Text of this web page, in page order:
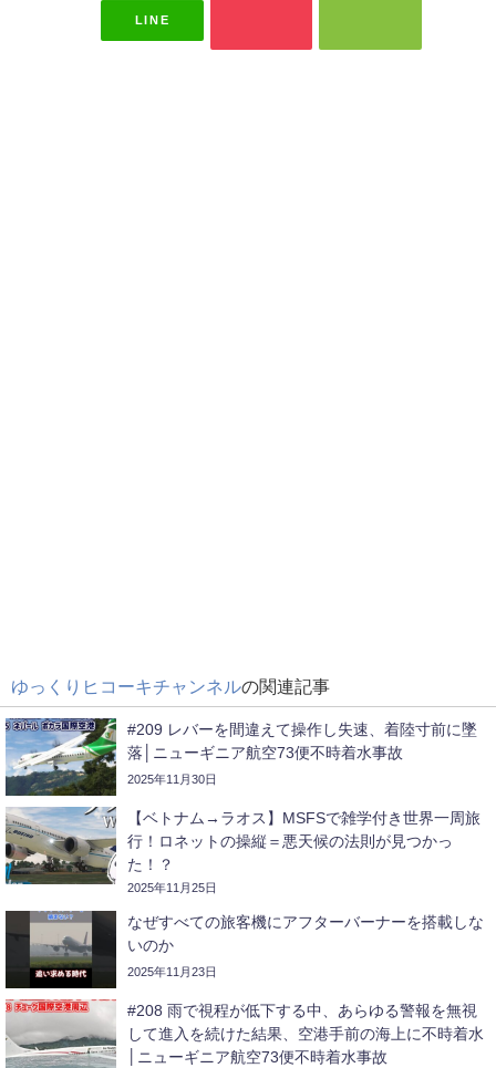
LINE
ゆっくりヒコーキチャンネルの関連記事
#209 レバーを間違えて操作し失速、着陸寸前に墜
落│ニューギニア航空73便不時着水事故
2025年11月30日
【ベトナム→ラオス】MSFSで雑学付き世界一周旅
行！ロネットの操縦＝悪天候の法則が見つかっ
た！？
2025年11月25日
なぜすべての旅客機にアフターバーナーを搭載しな
いのか
2025年11月23日
#208 雨で視程が低下する中、あらゆる警報を無視
して進入を続けた結果、空港手前の海上に不時着水
│ニューギニア航空73便不時着水事故